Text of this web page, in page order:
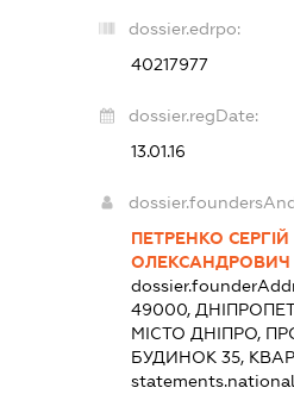
dossier.edrpo:
40217977
dossier.regDate:
13.01.16
ПЕТРЕНКО СЕРГІЙ
ОЛЕКСАНДРОВИЧ
49000,
МІСТО ДНІПРО,
БУДИНОК 35,